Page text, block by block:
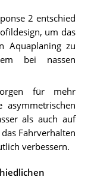
2 entschied
um das
Aquaplaning zu
bei nassen
für mehr
als auch auf
Fahrverhalten
verbessern.